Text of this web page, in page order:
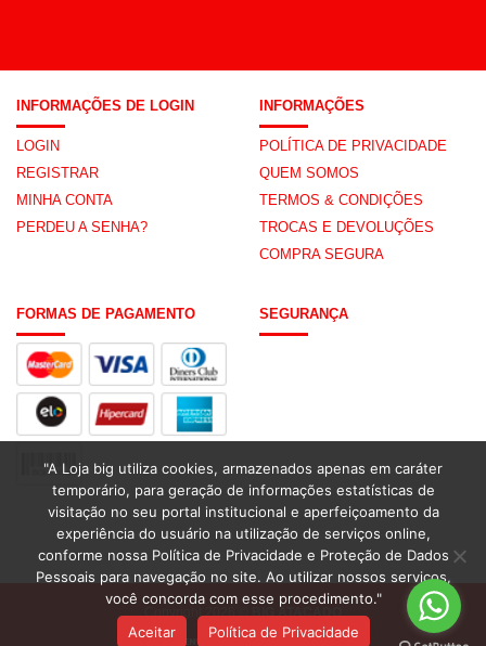
INFORMAÇÕES DE LOGIN
LOGIN
REGISTRAR
MINHA CONTA
PERDEU A SENHA?
INFORMAÇÕES
POLÍTICA DE PRIVACIDADE
QUEM SOMOS
TERMOS & CONDIÇÕES
TROCAS E DEVOLUÇÕES
COMPRA SEGURA
FORMAS DE PAGAMENTO SEGURANÇA
"A Loja big utiliza cookies, armazenados apenas em caráter
temporário, para geração de informações estatísticas de
visitação no seu portal institucional e aperfeiçoamento da
experiência do usuário na utilização de serviços online,
conforme nossa Política de Privacidade e Proteção de Dados
Pessoais para navegação no site. Ao utilizar nossos serviços,
você concorda com esse procedimento."
Aceitar
Política de Privacidade